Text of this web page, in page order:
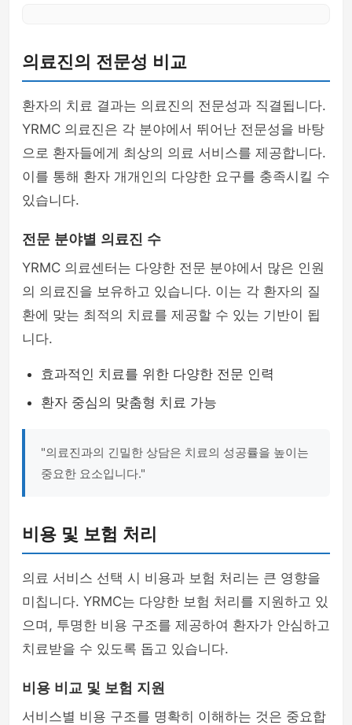
의료진의 전문성 비교
환자의 치료 결과는 의료진의 전문성과 직결됩니다.
YRMC 의료진은 각 분야에서 뛰어난 전문성을 바탕
으로 환자들에게 최상의 의료 서비스를 제공합니다.
이를 통해 환자 개개인의 다양한 요구를 충족시킬 수
있습니다.
전문 분야별 의료진 수
YRMC 의료센터는 다양한 전문 분야에서 많은 인원
의 의료진을 보유하고 있습니다. 이는 각 환자의 질
환에 맞는 최적의 치료를 제공할 수 있는 기반이 됩
니다.
효과적인 치료를 위한 다양한 전문 인력
환자 중심의 맞춤형 치료 가능
"의료진과의 긴밀한 상담은 치료의 성공률을 높이는
중요한 요소입니다."
비용 및 보험 처리
의료 서비스 선택 시 비용과 보험 처리는 큰 영향을
미칩니다. YRMC는 다양한 보험 처리를 지원하고 있
으며, 투명한 비용 구조를 제공하여 환자가 안심하고
치료받을 수 있도록 돕고 있습니다.
비용 비교 및 보험 지원
서비스별 비용 구조를 명확히 이해하는 것은 중요합